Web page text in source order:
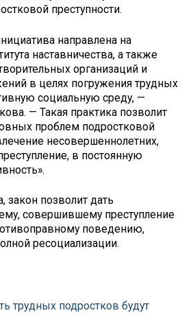
преступности.
направлена на
наставничества, а также
организаций и
в целях погружения трудных
социальную среду, —
— Такая практика позволит
проблем подростковой
несовершеннолетних,
в постоянную
закон позволит дать
совершившему преступление
поведению,
ресоциализации.
трудных подростков будут